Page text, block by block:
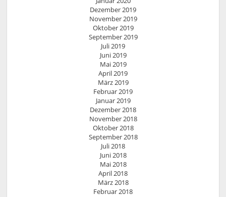
Dezember 2019
November 2019
Oktober 2019
September 2019
Juli 2019
Juni 2019
Mai 2019
April 2019
März 2019
Februar 2019
Januar 2019
Dezember 2018
November 2018
Oktober 2018
September 2018
Juli 2018
Juni 2018
Mai 2018
April 2018
März 2018
Februar 2018